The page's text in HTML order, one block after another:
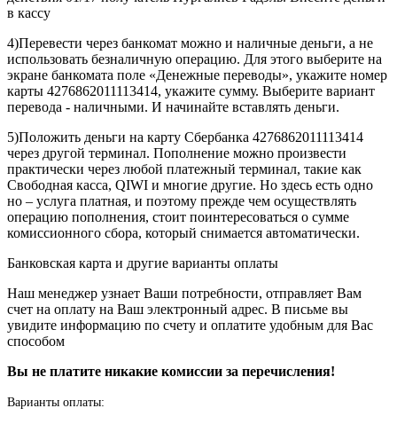
в кассу
4)Перевести через банкомат можно и наличные деньги, а не
использовать безналичную операцию. Для этого выберите на
экране банкомата поле «Денежные переводы», укажите номер
карты 4276862011113414, укажите сумму. Выберите вариант
перевода - наличными. И начинайте вставлять деньги.
5)Положить деньги на карту Сбербанка 4276862011113414
через другой терминал. Пополнение можно произвести
практически через любой платежный терминал, такие как
Свободная касса, QIWI и многие другие. Но здесь есть одно
но – услуга платная, и поэтому прежде чем осуществлять
операцию пополнения, стоит поинтересоваться о сумме
комиссионного сбора, который снимается автоматически.
Банковская карта и другие варианты оплаты
Наш менеджер узнает Ваши потребности, отправляет Вам
счет на оплату на Ваш электронный адрес. В письме вы
увидите информацию по счету и оплатите удобным для Вас
способом
Вы не платите никакие комиссии за перечисления!
Варианты оплаты: